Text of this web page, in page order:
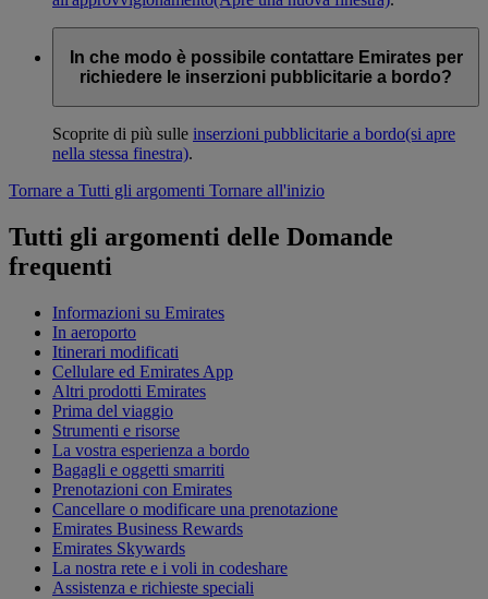
In che modo è possibile contattare Emirates per
richiedere le inserzioni pubblicitarie a bordo?
Scoprite di più sulle inserzioni pubblicitarie a bordo(si apre
nella stessa finestra).
Tornare a Tutti gli argomenti Tornare all'inizio
Tutti gli argomenti delle Domande
frequenti
Informazioni su Emirates
In aeroporto
Itinerari modificati
Cellulare ed Emirates App
Altri prodotti Emirates
Prima del viaggio
Strumenti e risorse
La vostra esperienza a bordo
Bagagli e oggetti smarriti
Prenotazioni con Emirates
Cancellare o modificare una prenotazione
Emirates Business Rewards
Emirates Skywards
La nostra rete e i voli in codeshare
Assistenza e richieste speciali